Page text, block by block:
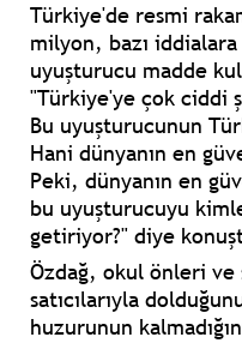
Türkiye'de resmi
milyon, bazı
uyuşturucu madde
"Türkiye'ye çok ciddi
Bu uyuşturucunun
Hani dünyanın en
Peki, dünyanın en
bu uyuşturucuyu
getiriyor?" diye
Özdağ, okul önleri ve
satıcılarıyla
huzurunun